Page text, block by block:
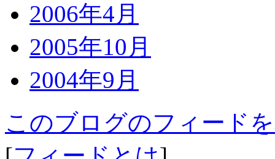
2006年4月
2005年10月
2004年9月
このブログのフィード